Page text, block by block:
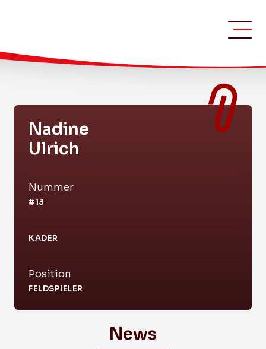
Nadine
Ulrich
Nummer
#13
KADER
Position
FELDSPIELER
News